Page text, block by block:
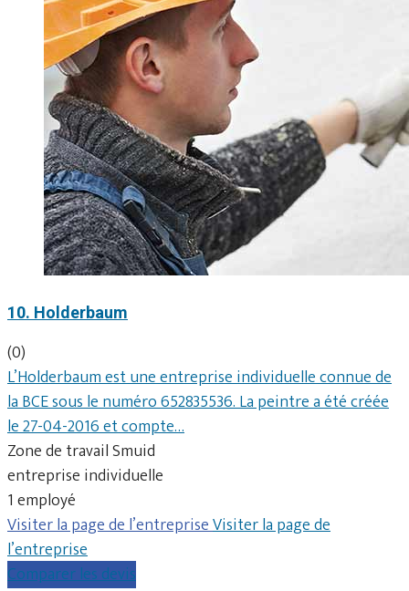
10. Holderbaum
(0)
L’Holderbaum est une entreprise individuelle connue de
la BCE sous le numéro 652835536. La peintre a été créée
le 27-04-2016 et compte…
Zone de travail Smuid
entreprise individuelle
1 employé
Visiter la page de l’entrepriseVisiter la page de
l’entreprise
Comparer les devis